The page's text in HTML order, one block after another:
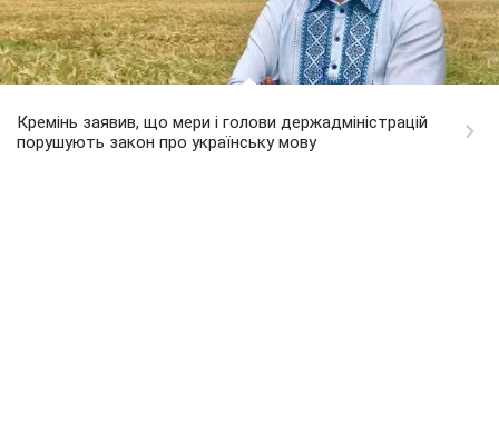
Кремінь заявив, що мери і голови держадміністрацій
порушують закон про українську мову